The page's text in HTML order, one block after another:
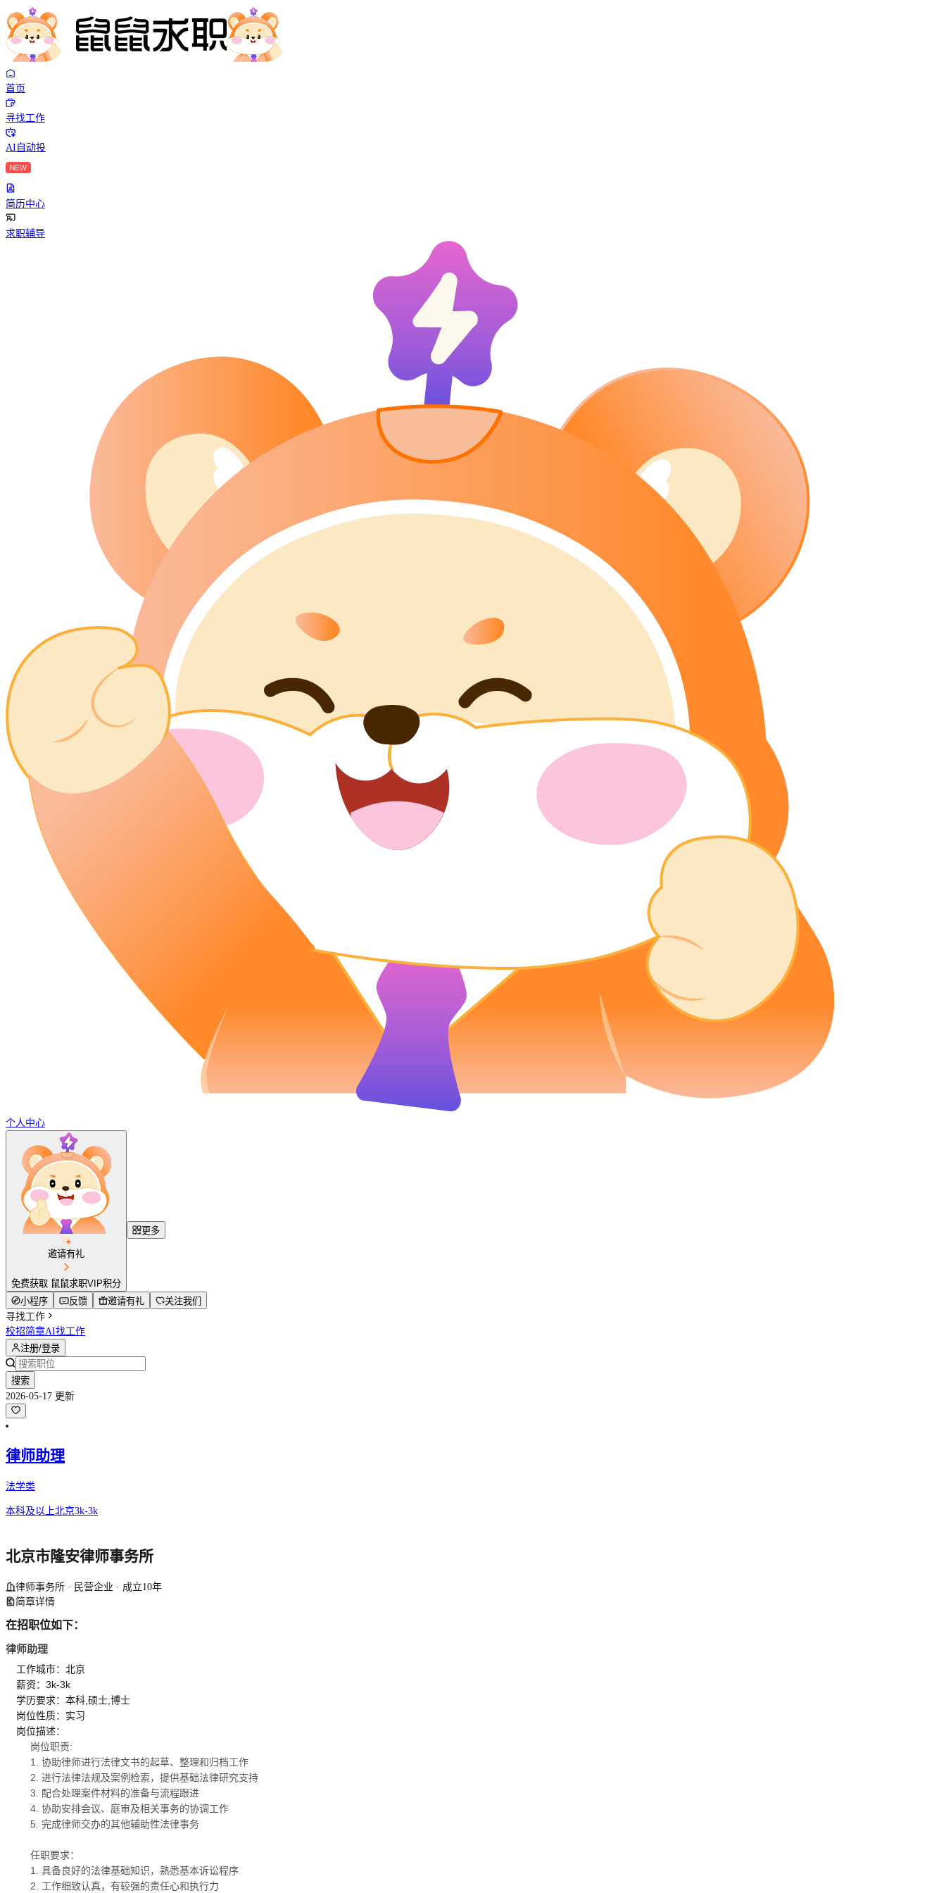
首页
寻找工作
AI自动投
简历中心
求职辅导
个人中心
邀请有礼
免费获取 鼠鼠求职VIP积分
更多
小程序 反馈 邀请有礼
关注我们
寻找工作
校招简章AI找工作
注册/登录
搜索
2026-05-17 更新
律师助理
法学类
本科及以上北京3k-3k
北京市隆安律师事务所
律师事务所 · 民营企业 · 成立10年
简章详情
在招职位如下：
律师助理
工作城市：北京
薪资：3k-3k
学历要求：本科,硕士,博士
岗位性质：实习
岗位描述：
岗位职责:
1. 协助律师进行法律文书的起草、整理和归档工作
2. 进行法律法规及案例检索，提供基础法律研究支持
3. 配合处理案件材料的准备与流程跟进
4. 协助安排会议、庭审及相关事务的协调工作
5. 完成律师交办的其他辅助性法律事务
任职要求：
1. 具备良好的法律基础知识，熟悉基本诉讼程序
2. 工作细致认真，有较强的责任心和执行力